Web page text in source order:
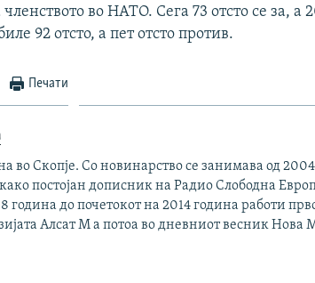
во НАТО. Сега 73 отсто се за, а
92 отсто, а пет отсто против.
Печати
во Скопје. Со новинарство се занимава од
постојан дописник на Радио Слободна
година до почетокот на 2014 година работи
Алсат М а потоа во дневниот весник Нова